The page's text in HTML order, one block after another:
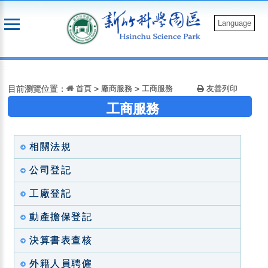
到
Language
目前瀏覽位置： 首頁 > 廠商服務 >工商服務 友善列印
工商服務
相關法規
公司登記
工廠登記
動產擔保登記
決算書表查核
外籍人員聘僱